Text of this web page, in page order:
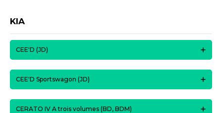
KIA
CEE'D (JD)
CEE'D Sportswagon (JD)
CERATO IV A trois volumes (BD, BDM)